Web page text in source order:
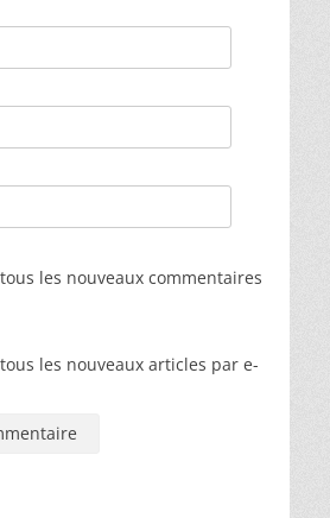
les nouveaux commentaires
les nouveaux articles par e-